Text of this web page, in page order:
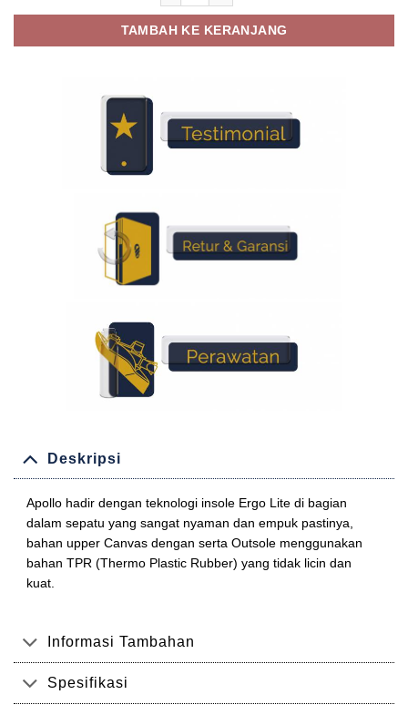
TAMBAH KE KERANJANG
Deskripsi
Apollo hadir dengan teknologi insole Ergo Lite di bagian
dalam sepatu yang sangat nyaman dan empuk pastinya,
bahan upper Canvas dengan serta Outsole menggunakan
bahan TPR (Thermo Plastic Rubber) yang tidak licin dan
kuat.
Informasi Tambahan
Spesifikasi